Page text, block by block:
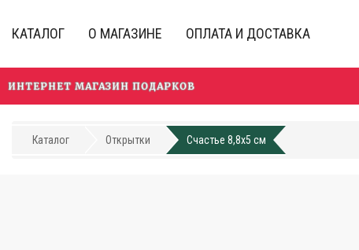
основному
КАТАЛОГ О МАГАЗИНЕ ОПЛАТА И ДОСТАВКА
ИНТЕРНЕТ МАГАЗИН ПОДАРКОВ
Каталог Открытки Счастье 8,8x5 см